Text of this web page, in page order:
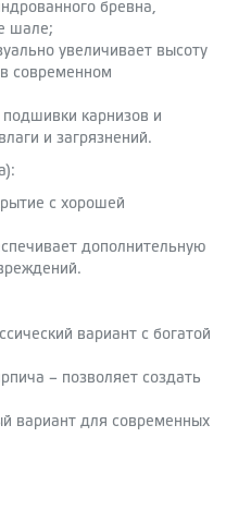
бревна,
шале;
увеличивает высоту
современном
карнизов и
и загрязнений.
с хорошей
дополнительную
вариант с богатой
– позволяет создать
вариант для современных